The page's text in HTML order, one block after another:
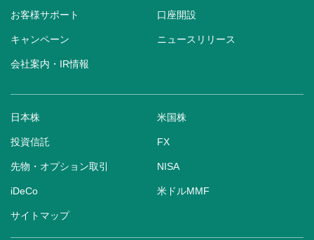
お客様サポート 口座開設
キャンペーン ニュースリリース
会社案内・IR情報
日本株 米国株
投資信託 FX
先物・オプション取引 NISA
iDeCo 米ドルMMF
サイトマップ